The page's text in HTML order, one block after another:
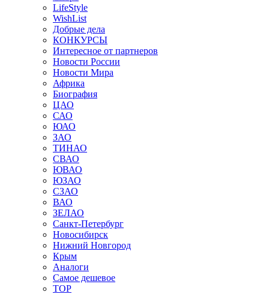
LifeStyle
WishList
Добрые дела
КОНКУРСЫ
Интересное от партнеров
Новости России
Новости Мира
Африка
Биография
ЦАО
САО
ЮАО
ЗАО
ТИНАО
СВАО
ЮВАО
ЮЗАО
СЗАО
ВАО
ЗЕЛАО
Санкт-Петербург
Новосибирск
Нижний Новгород
Крым
Аналоги
Самое дешевое
TOP